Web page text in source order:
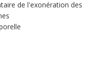
de l'exonération des